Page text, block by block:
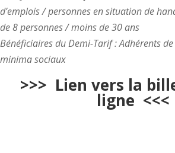
d’emplois / personnes en situation de
de 8 personnes / moins de 30 ans
Bénéficiaires du Demi-Tarif : Adhérents
minima sociaux
>>> Lien vers la
ligne <<<